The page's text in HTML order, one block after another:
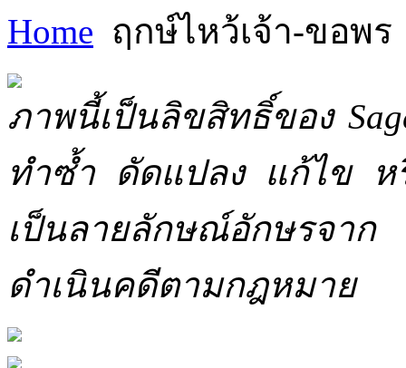
Home ฤกษ์ไหว้เจ้า-ขอพร
ภาพนี้เป็นลิขสิทธิ์ของ
ทำซ้ำ ดัดแปลง แก้ไข ห
เป็นลายลักษณ์อักษรจาก
ดำเนินคดีตามกฎหมาย